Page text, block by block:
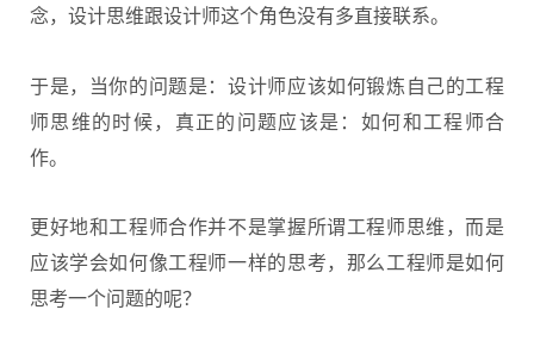
念，设计思维跟设计师这个角色没有多直接联系。
于是，当你的问题是：设计师应该如何锻炼自己的工程
师思维的时候，真正的问题应该是：如何和工程师合
作。
更好地和工程师合作并不是掌握所谓工程师思维，而是
应该学会如何像工程师一样的思考，那么工程师是如何
思考一个问题的呢？